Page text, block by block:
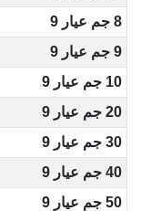
8 جم عيار 9
9 جم عيار 9
10 جم عيار 9
20 جم عيار 9
30 جم عيار 9
40 جم عيار 9
50 جم عيار 9